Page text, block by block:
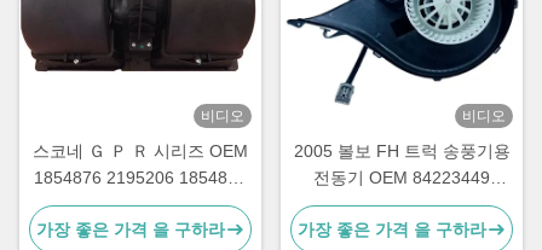
비디오
스코네 Ｇ Ｐ Ｒ 시리즈 OEM
1854876 2195206 1854877
DDSC003TT를 위한 ABS PP
트럭 송풍기용전동기
가장 좋은 가격 을 구하라
비디오
2005 볼보 FH 트럭 송풍기용
전동기 OEM 84223449
82349000 7482349000
가장 좋은 가격 을 구하라